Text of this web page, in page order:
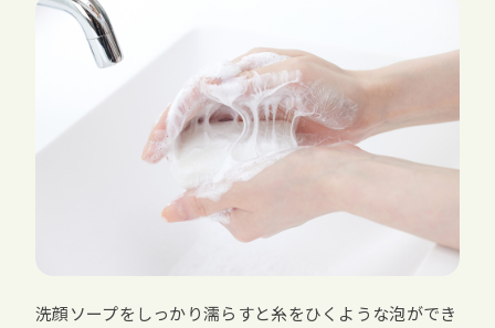
洗顔ソープをしっかり濡らすと糸をひくような泡ができ